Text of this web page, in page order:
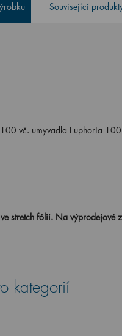
Související
vč. umyvadla Euphoria
stretch fólii. Na výprodejové
kategorií